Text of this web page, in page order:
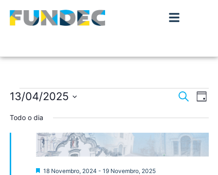
de
e
Pesquisar
de
Dia
13/04/2025
a
Todo o dia
Destaque
18 Novembro, 2024 - 19 Novembro, 2025